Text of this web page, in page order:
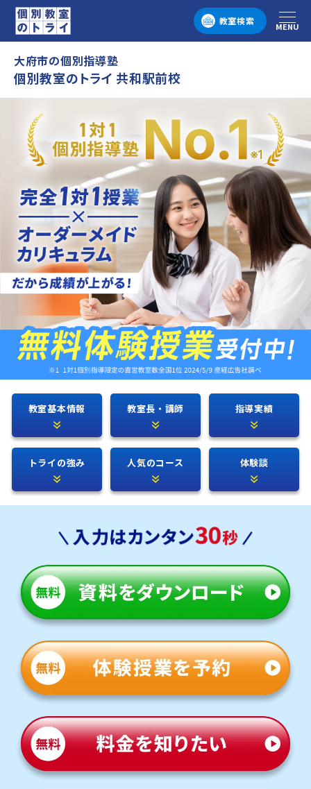
教室検索
メニュー
MENU
大府市の個別指導塾
個別教室のトライ 共和駅前校
教室基本情報 教室長・講師 指導実績
トライの強み 人気のコース 体験談